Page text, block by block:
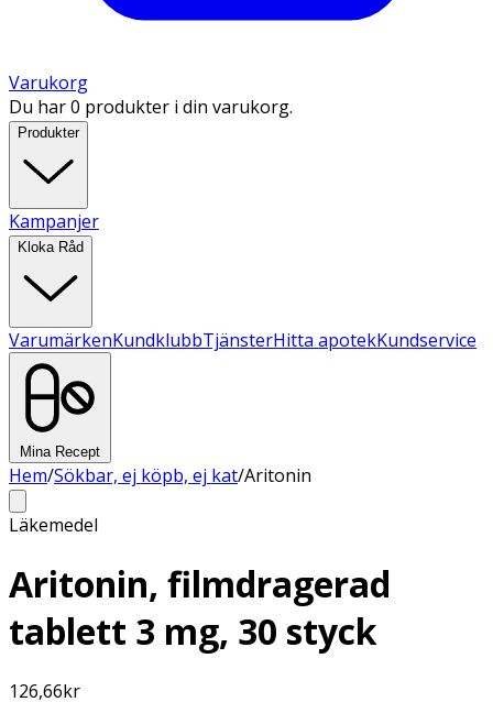
Varukorg
Du har 0 produkter i din varukorg.
Produkter
Kampanjer
Kloka Råd
VarumärkenKundklubbTjänsterHitta apotekKundservice
Mina Recept
Hem/Sökbar, ej köpb, ej kat/Aritonin
Läkemedel
Aritonin, filmdragerad
tablett 3 mg, 30 styck
126,66kr